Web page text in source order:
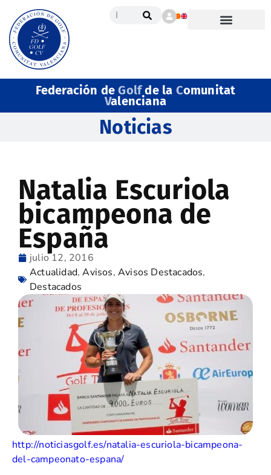
Federación deGolfde la Comunitat
Valenciana
Noticias
Natalia Escuriola
bicampeona de
España
julio 12, 2016
Actualidad,Avisos,Avisos Destacados,
Destacados
http://noticiasgolf.es/natalia-escuriola-bicampeona-
del-campeonato-espana/